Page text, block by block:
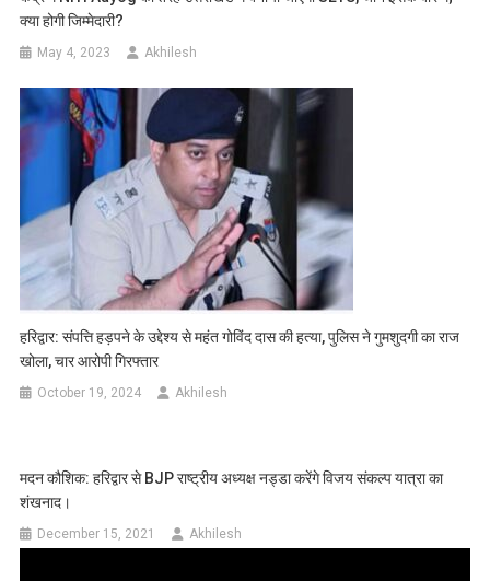
क्या होगी जिम्मेदारी?
May 4, 2023 Akhilesh
हरिद्वार: संपत्ति हड़पने के उद्देश्य से महंत गोविंद दास की हत्या, पुलिस ने गुमशुदगी का राज
खोला, चार आरोपी गिरफ्तार
October 19, 2024 Akhilesh
मदन कौशिक: हरिद्वार से BJP राष्ट्रीय अध्यक्ष नड्डा करेंगे विजय संकल्प यात्रा का
शंखनाद।
December 15, 2021 Akhilesh